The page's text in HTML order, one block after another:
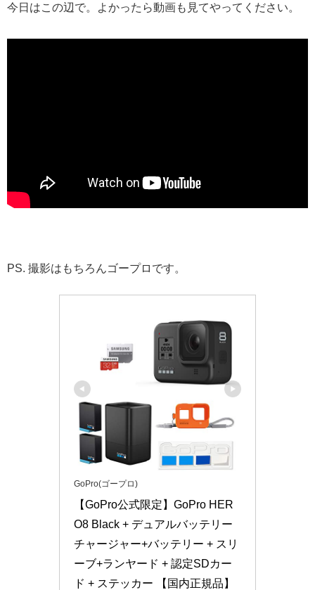
今日はこの辺で。よかったら動画も見てやってください。
PS. 撮影はもちろんゴープロです。
GoPro(ゴープロ)
【GoPro公式限定】GoPro HER
O8 Black + デュアルバッテリー
チャージャー+バッテリー + スリ
ーブ+ランヤード + 認定SDカー
ド + ステッカー 【国内正規品】